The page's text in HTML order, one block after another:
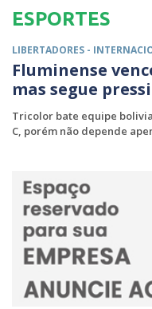
ESPORTES
LIBERTADORES -
Fluminense
mas segue
Tricolor bate equipe
C, porém não depende